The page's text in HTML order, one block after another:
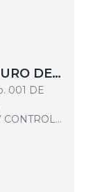
DE
001 DE